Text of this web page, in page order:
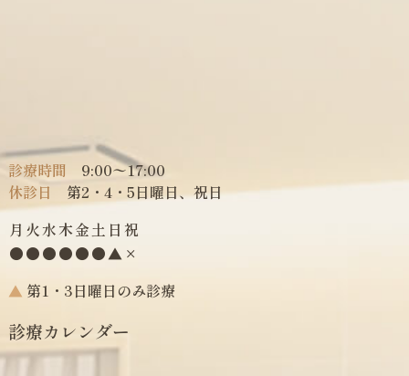
診療時間 9:00〜17:00
休診日
第2・4・5日曜日、祝日
月 火水木金土 日 祝
●●●●●●▲ ×
▲ 第1・3日曜日のみ診療
診療カレンダー